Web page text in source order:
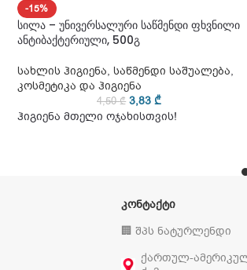
-15%
სილა – უნივერსალური საწმენდი ფხვნილი
ანტიბაქტერიული, 500გ
სახლის ჰიგიენა, საწმენდი საშუალება,
კოსმეტიკა და ჰიგიენა
4,50₾ 3,83₾
ჰიგიენა მთელი ოჯახისთვის!
ᲙᲝᲜᲢᲐᲥᲢᲘ
🏢 შპს ნატურლენდი
ქართულ-